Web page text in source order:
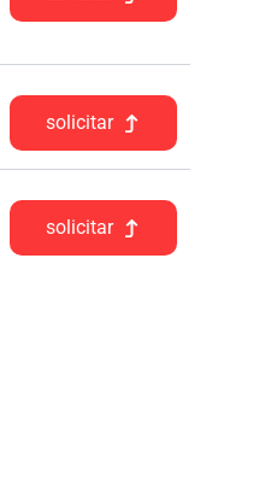
solicitar
solicitar